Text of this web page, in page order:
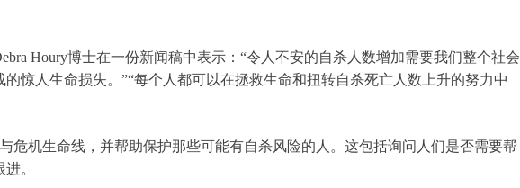
Houry博士在一份新闻稿中表示：“令人不安的自杀人数增加需要我们整个社会
惊人生命损失。”“每个人都可以在拯救生命和扭转自杀死亡人数上升的努力中
危机生命线，并帮助保护那些可能有自杀风险的人。这包括询问人们是否需要帮
。